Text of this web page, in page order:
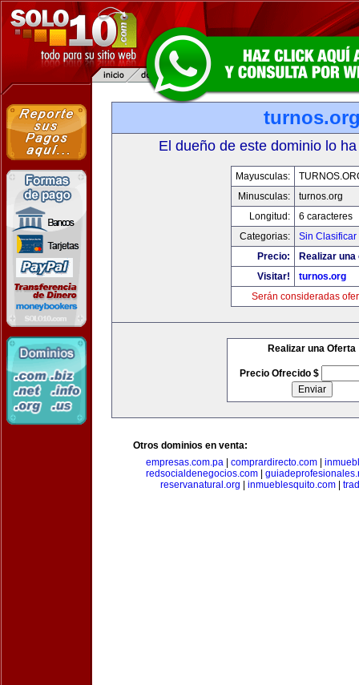
El dueño de este dominio lo
Mayusculas:
Minusculas:
turnos.org
Longitud:
6 caracteres
Categorias:
Sin Clasificar
Precio:
Realizar
Visitar!
turnos.org
Serán consideradas
Realizar una Oferta
Precio Ofrecido $
Otros dominios en venta:
empresas.com.pa
comprardirecto.com
redsocialdenegocios.com|
reservanatural.org
inmueblesquito.com